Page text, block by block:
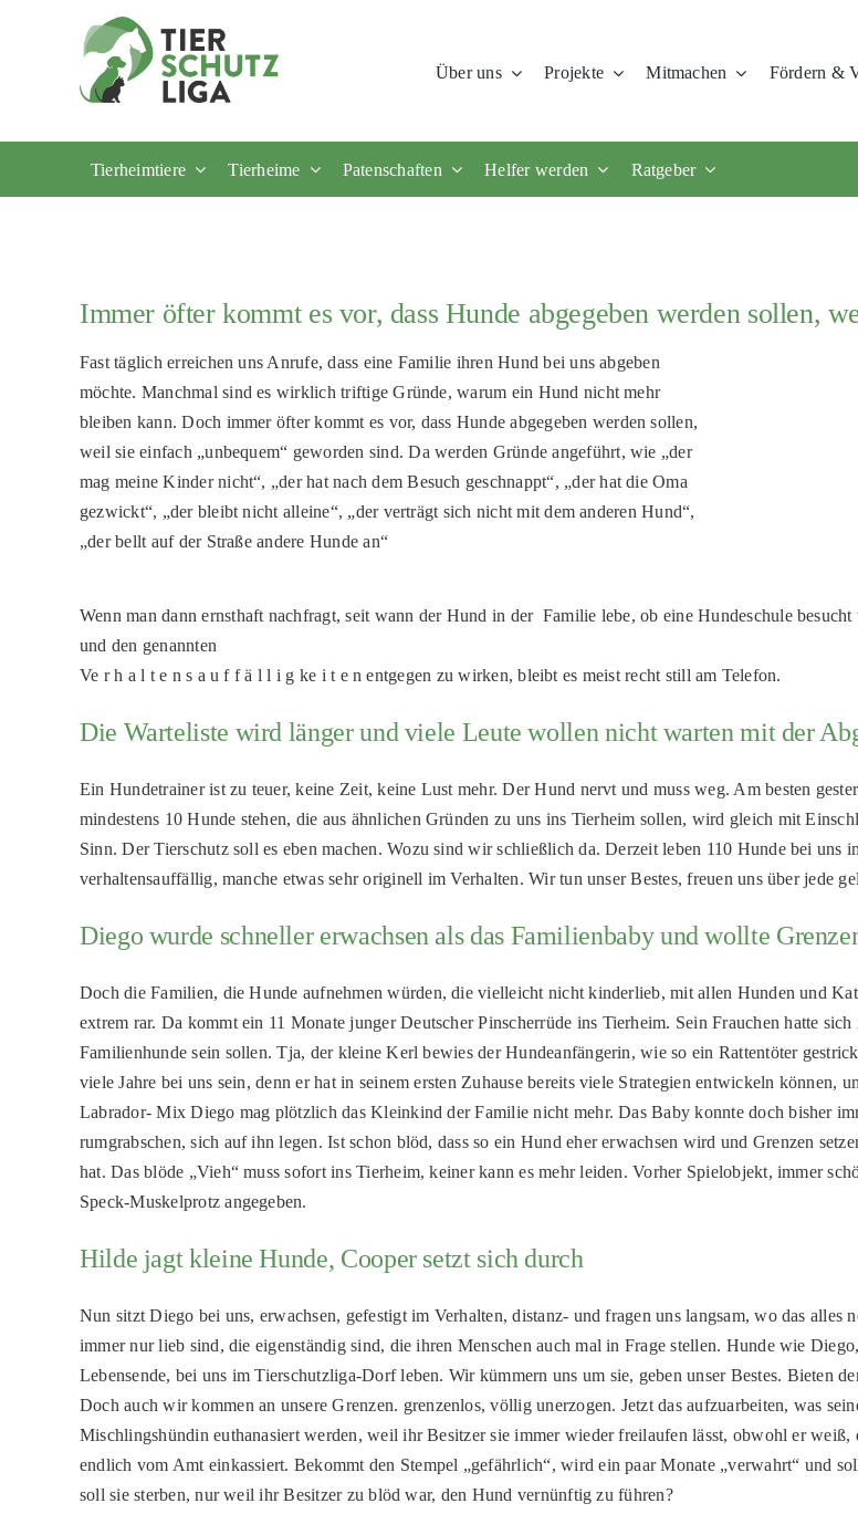
Über uns Projekte Mitmachen Fördern &
Tierheimtiere Tierheime Patenschaften Helfer werden Ratgeber
Immer öfter kommt es vor, dass Hunde abgegeben werden sollen,
Fast täglich erreichen uns Anrufe, dass eine Familie ihren Hund bei uns abgeben
möchte. Manchmal sind es wirklich triftige Gründe, warum ein Hund nicht mehr
bleiben kann. Doch immer öfter kommt es vor, dass Hunde abgegeben werden sollen,
weil sie einfach „unbequem“ geworden sind. Da werden Gründe angeführt, wie „der
mag meine Kinder nicht“, „der hat nach dem Besuch geschnappt“, „der hat die Oma
gezwickt“, „der bleibt nicht alleine“, „der verträgt sich nicht mit dem anderen Hund“,
„der bellt auf der Straße andere Hunde an“
Wenn man dann ernsthaft nachfragt, seit wann der Hund in der Familie lebe, ob eine Hundeschule
und den genannten
Ve r h a l t e n s a u f f ä l l i g ke i t e n entgegen zu wirken, bleibt es meist recht still am Telefon.
Die Warteliste wird länger und viele Leute wollen nicht warten mit der
Ein Hundetrainer ist zu teuer, keine Zeit, keine Lust mehr. Der Hund nervt und muss weg. Am besten
mindestens 10 Hunde stehen, die aus ähnlichen Gründen zu uns ins Tierheim sollen, wird gleich mit
Sinn. Der Tierschutz soll es eben machen. Wozu sind wir schließlich da. Derzeit leben 110 Hunde bei
verhaltensauffällig, manche etwas sehr originell im Verhalten. Wir tun unser Bestes, freuen uns über jede
Diego wurde schneller erwachsen als das Familienbaby und wollte
Doch die Familien, die Hunde aufnehmen würden, die vielleicht nicht kinderlieb, mit allen Hunden und
extrem rar. Da kommt ein 11 Monate junger Deutscher Pinscherrüde ins Tierheim. Sein Frauchen hatte
Familienhunde sein sollen. Tja, der kleine Kerl bewies der Hundeanfängerin, wie so ein Rattentöter
viele Jahre bei uns sein, denn er hat in seinem ersten Zuhause bereits viele Strategien entwickeln
Labrador- Mix Diego mag plötzlich das Kleinkind der Familie nicht mehr. Das Baby konnte doch bisher
rumgrabschen, sich auf ihn legen. Ist schon blöd, dass so ein Hund eher erwachsen wird und Grenzen
hat. Das blöde „Vieh“ muss sofort ins Tierheim, keiner kann es mehr leiden. Vorher Spielobjekt, immer
Speck-Muskelprotz angegeben.
Hilde jagt kleine Hunde, Cooper setzt sich durch
Nun sitzt Diego bei uns, erwachsen, gefestigt im Verhalten, distanz- und fragen uns langsam, wo das
immer nur lieb sind, die eigenständig sind, die ihren Menschen auch mal in Frage stellen. Hunde wie
Lebensende, bei uns im Tierschutzliga-Dorf leben. Wir kümmern uns um sie, geben unser Bestes. Bieten
Doch auch wir kommen an unsere Grenzen. grenzenlos, völlig unerzogen. Jetzt das aufzuarbeiten, was
Mischlingshündin euthanasiert werden, weil ihr Besitzer sie immer wieder freilaufen lässt, obwohl er
endlich vom Amt einkassiert. Bekommt den Stempel „gefährlich“, wird ein paar Monate „verwahrt“ und
soll sie sterben, nur weil ihr Besitzer zu blöd war, den Hund vernünftig zu führen?